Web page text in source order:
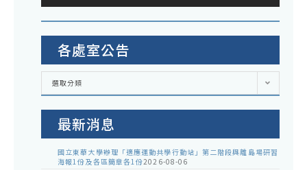
各處室公告
各
室
選取分類
最新消息
國立東華大學辦理「適應運動共學行動站」第二階段與離島場研習
海報1份及各區簡章各1份2026-08-06